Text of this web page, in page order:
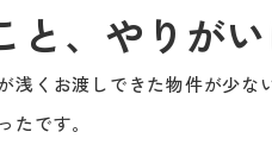
、やりが
くお渡しできた物件が少な
です。